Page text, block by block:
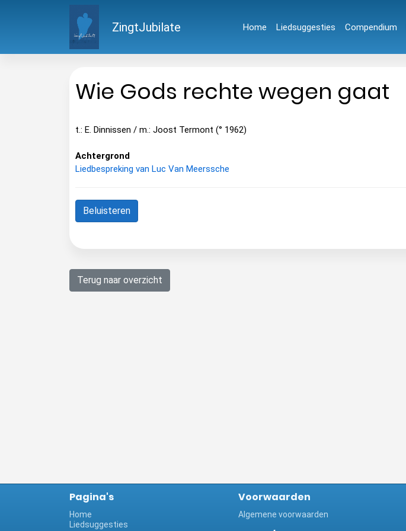
ZingtJubilate Home Liedsuggesties Compendium
Wie Gods rechte wegen gaat
t.: E. Dinnissen / m.: Joost Termont (° 1962)
Achtergrond
Liedbespreking van Luc Van Meerssche
Beluisteren
Terug naar overzicht
Pagina's
Home
Liedsuggesties
Voorwaarden
Algemene voorwaarden